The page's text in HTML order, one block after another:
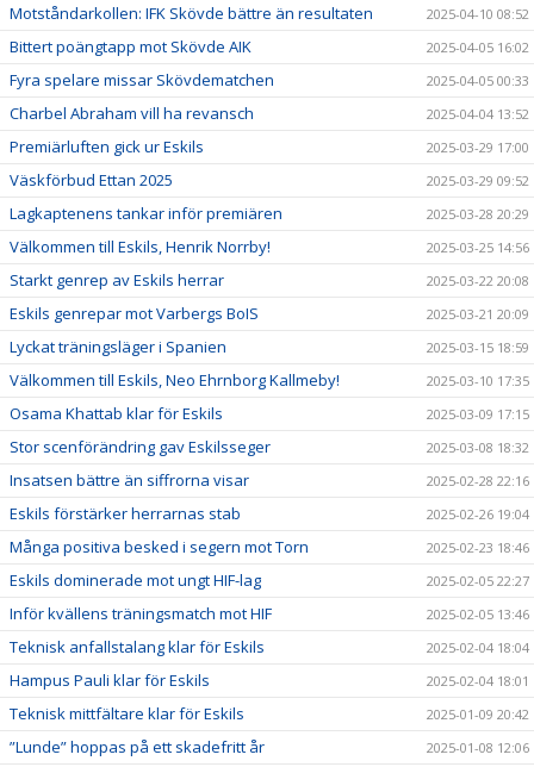
Motståndarkollen: IFK Skövde bättre än resultaten 2025-04-10 08:52
Bittert poängtapp mot Skövde AIK 2025-04-05 16:02
Fyra spelare missar Skövdematchen 2025-04-05 00:33
Charbel Abraham vill ha revansch 2025-04-04 13:52
Premiärluften gick ur Eskils 2025-03-29 17:00
Väskförbud Ettan 2025 2025-03-29 09:52
Lagkaptenens tankar inför premiären 2025-03-28 20:29
Välkommen till Eskils, Henrik Norrby! 2025-03-25 14:56
Starkt genrep av Eskils herrar 2025-03-22 20:08
Eskils genrepar mot Varbergs BoIS 2025-03-21 20:09
Lyckat träningsläger i Spanien 2025-03-15 18:59
Välkommen till Eskils, Neo Ehrnborg Kallmeby! 2025-03-10 17:35
Osama Khattab klar för Eskils 2025-03-09 17:15
Stor scenförändring gav Eskilsseger 2025-03-08 18:32
Insatsen bättre än siffrorna visar 2025-02-28 22:16
Eskils förstärker herrarnas stab 2025-02-26 19:04
Många positiva besked i segern mot Torn 2025-02-23 18:46
Eskils dominerade mot ungt HIF-lag 2025-02-05 22:27
Inför kvällens träningsmatch mot HIF 2025-02-05 13:46
Teknisk anfallstalang klar för Eskils 2025-02-04 18:04
Hampus Pauli klar för Eskils 2025-02-04 18:01
Teknisk mittfältare klar för Eskils 2025-01-09 20:42
”Lunde” hoppas på ett skadefritt år 2025-01-08 12:06